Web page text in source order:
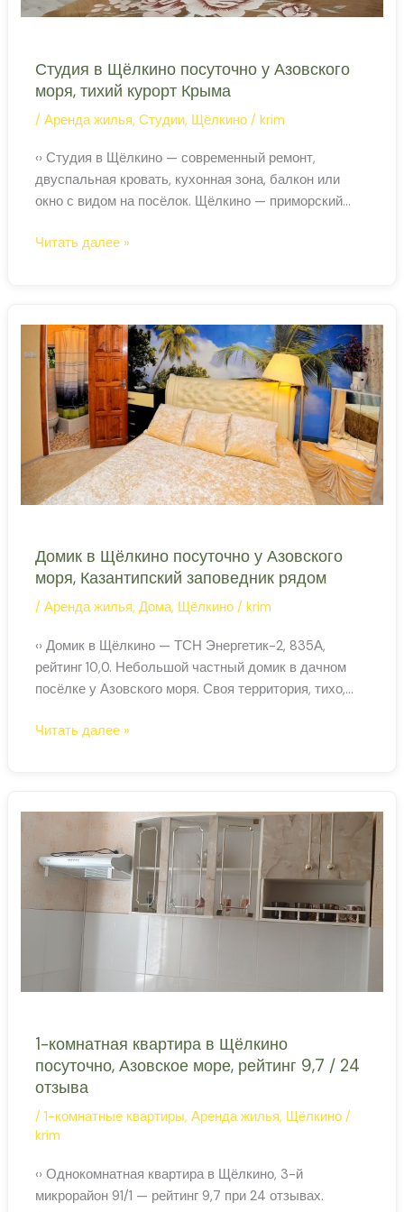
Студия в Щёлкино посуточно у Азовского
моря, тихий курорт Крыма
/Аренда жилья,Студии, Щёлкино /krim
‹› Студия в Щёлкино — современный ремонт,
двуспальная кровать, кухонная зона, балкон или
окно с видом на посёлок. Щёлкино — приморский
тихо, никакой суеты. Проверить наличие и
[…]
Студия
у
Азовского
моря,
тихий
курорт
Крыма
Читать далее »
Домик в Щёлкино посуточно у Азовского
моря, Казантипский заповедник рядом
/Аренда жилья,Дома, Щёлкино /krim
‹› Домик в Щёлкино — ТСН Энергетик-2, 835А,
рейтинг 10,0. Небольшой частный домик в дачном
посёлке у Азовского моря. Своя территория, тихо,
Казантипский природный заповедник и тёплые
отзывов) Цена
Домик
у
Азовского
моря,
Казантипский
заповедник
Читать далее »
1-комнатная квартира в Щёлкино
посуточно, Азовское море, рейтинг 9,7 / 24
отзыва
/1-комнатные квартиры,Аренда жилья, Щёлкино /
krim
‹› Однокомнатная квартира в Щёлкино, 3-й
микрорайон 91/1 — рейтинг 9,7 при 24 отзывах.